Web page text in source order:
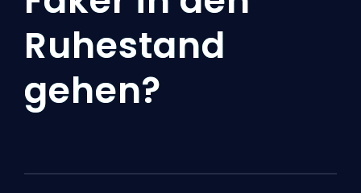
Ruhestand
gehen?